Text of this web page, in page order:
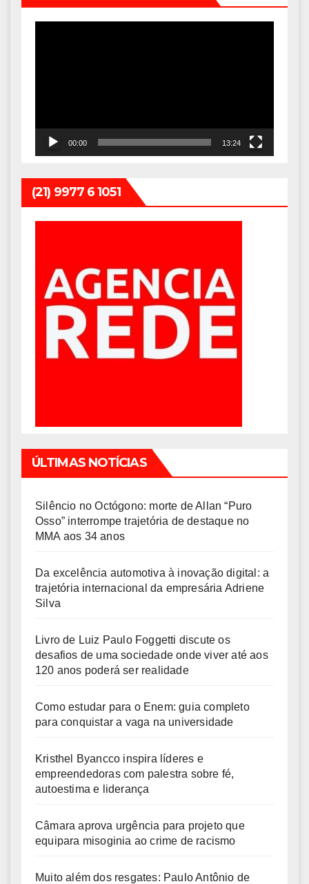
00:00 13:24
(21) 9977 6 1051
ÚLTIMAS NOTÍCIAS
Silêncio no Octógono: morte de Allan “Puro
Osso” interrompe trajetória de destaque no
MMA aos 34 anos
Da excelência automotiva à inovação digital: a
trajetória internacional da empresária Adriene
Silva
Livro de Luiz Paulo Foggetti discute os
desafios de uma sociedade onde viver até aos
120 anos poderá ser realidade
Como estudar para o Enem: guia completo
para conquistar a vaga na universidade
Kristhel Byancco inspira líderes e
empreendedoras com palestra sobre fé,
autoestima e liderança
Câmara aprova urgência para projeto que
equipara misoginia ao crime de racismo
Muito além dos resgates: Paulo Antônio de